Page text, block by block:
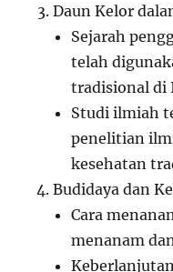
Daun Kelor
Sejarah
telah
tradisional di
Studi ilmiah
penelitian
kesehatan
Budidaya dan
Cara
menanam